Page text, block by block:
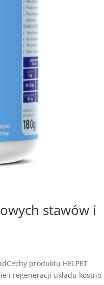
stawów i
produktu HELPET
i regeneracji układu kostno-